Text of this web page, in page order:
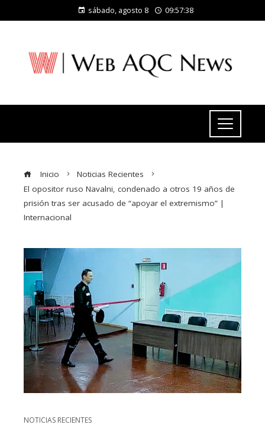
sábado, agosto 8 09:57:39
Inicio
Noticias Recientes
El opositor ruso Navalni, condenado a otros 19 años de
prisión tras ser acusado de “apoyar el extremismo” |
Internacional
NOTICIAS RECIENTES